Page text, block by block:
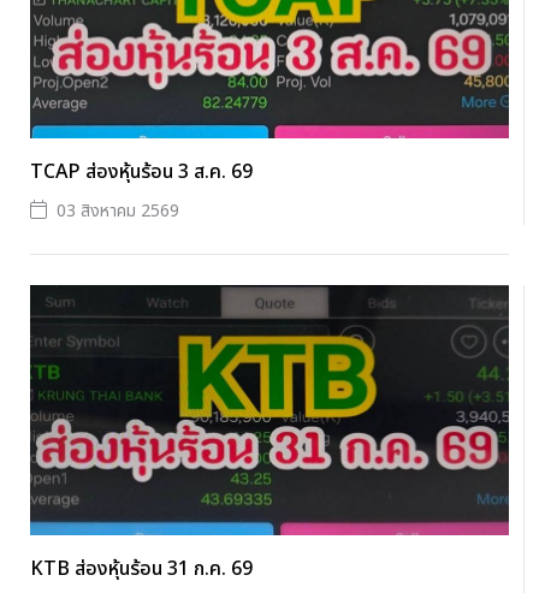
TCAP ส่องหุ้นร้อน 3 ส.ค. 69
03 สิงหาคม 2569
KTB ส่องหุ้นร้อน 31 ก.ค. 69